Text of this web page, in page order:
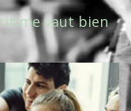
vaut bien